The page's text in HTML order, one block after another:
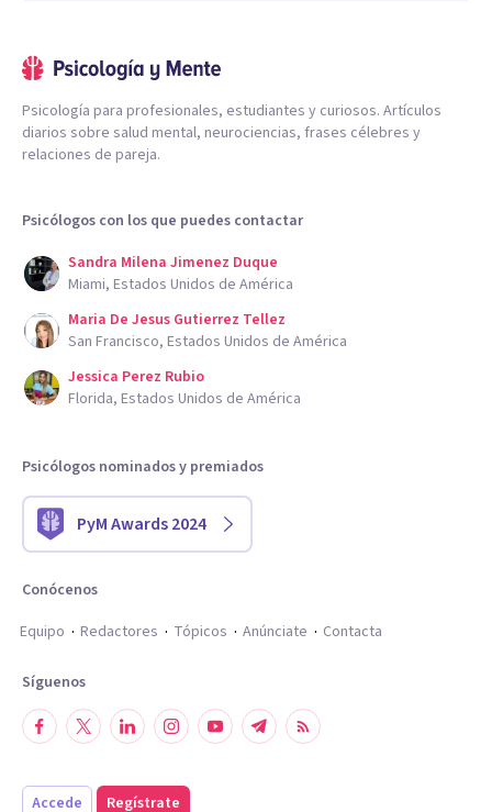
Psicología para profesionales, estudiantes y curiosos. Artículos
diarios sobre salud mental, neurociencias, frases célebres y
relaciones de pareja.
Psicólogos con los que puedes contactar
Sandra Milena Jimenez Duque
Miami, Estados Unidos de América
Maria De Jesus Gutierrez Tellez
San Francisco, Estados Unidos de América
Jessica Perez Rubio
Florida, Estados Unidos de América
Psicólogos nominados y premiados
PyM Awards 2024
Conócenos
Equipo
Redactores Tópicos Anúnciate Contacta
Síguenos
Accede Regístrate